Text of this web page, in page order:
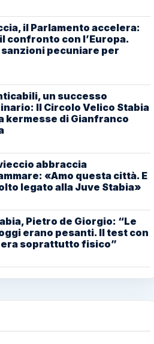
il Parlamento accelera:
confronto con l’Europa.
sanzioni pecuniare per
un successo
Il Circolo Velico Stabia
kermesse di Gianfranco
abbraccia
«Amo questa città. E
legato alla Juve Stabia»
Pietro de Giorgio: “Le
erano pesanti. Il test con
era soprattutto fisico”